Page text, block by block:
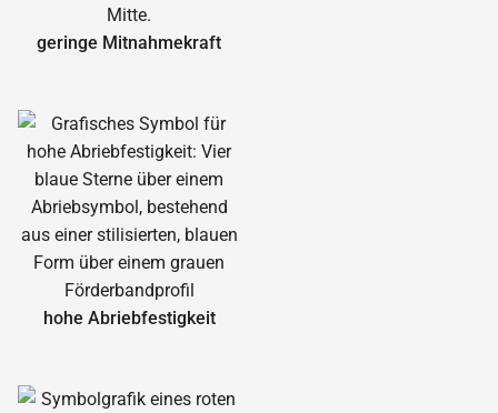
geringe Mitnahmekraft
hohe Abrieb­festigkeit